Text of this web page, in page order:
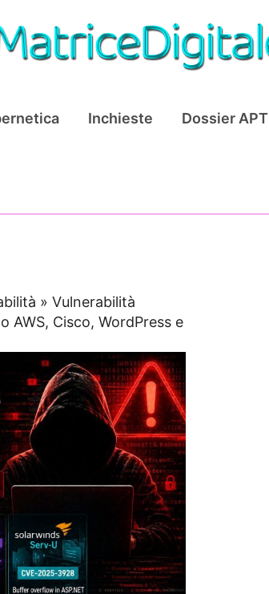
Inchieste Dossier APT
»Vulnerabilità
Cisco, WordPress e